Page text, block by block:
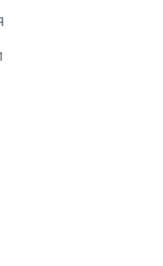
домакинство,
бул.